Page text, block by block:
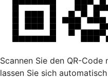
Scannen Sie den QR-
lassen Sie sich